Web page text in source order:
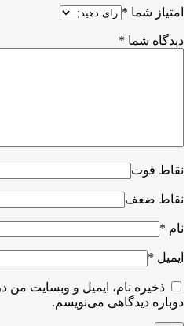
امتیاز شما *
دیدگاه شما *
نقاط قوت
نقاط ضعف
نام *
ایمیل *
ذخیره نام، ایمیل و وبسایت من
دوباره دیدگاهی می‌نویسم.